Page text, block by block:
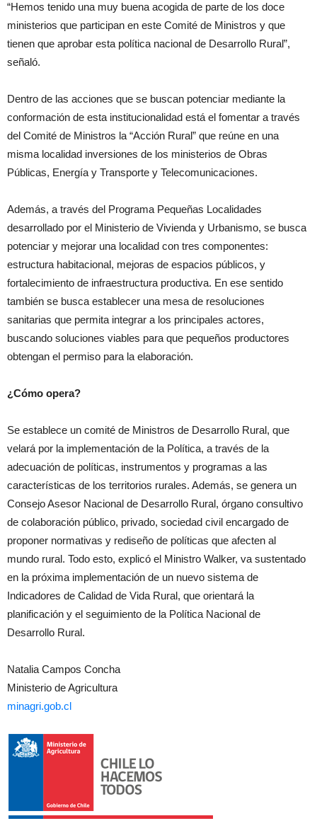
“Hemos tenido una muy buena acogida de parte de los doce
ministerios que participan en este Comité de Ministros y que
tienen que aprobar esta política nacional de Desarrollo Rural”,
señaló.
Dentro de las acciones que se buscan potenciar mediante la
conformación de esta institucionalidad está el fomentar a través
del Comité de Ministros la “Acción Rural” que reúne en una
misma localidad inversiones de los ministerios de Obras
Públicas, Energía y Transporte y Telecomunicaciones.
Además, a través del Programa Pequeñas Localidades
desarrollado por el Ministerio de Vivienda y Urbanismo, se busca
potenciar y mejorar una localidad con tres componentes:
estructura habitacional, mejoras de espacios públicos, y
fortalecimiento de infraestructura productiva. En ese sentido
también se busca establecer una mesa de resoluciones
sanitarias que permita integrar a los principales actores,
buscando soluciones viables para que pequeños productores
obtengan el permiso para la elaboración.
¿Cómo opera?
Se establece un comité de Ministros de Desarrollo Rural, que
velará por la implementación de la Política, a través de la
adecuación de políticas, instrumentos y programas a las
características de los territorios rurales. Además, se genera un
Consejo Asesor Nacional de Desarrollo Rural, órgano consultivo
de colaboración público, privado, sociedad civil encargado de
proponer normativas y rediseño de políticas que afecten al
mundo rural. Todo esto, explicó el Ministro Walker, va sustentado
en la próxima implementación de un nuevo sistema de
Indicadores de Calidad de Vida Rural, que orientará la
planificación y el seguimiento de la Política Nacional de
Desarrollo Rural.
Natalia Campos Concha
Ministerio de Agricultura
minagri.gob.cl